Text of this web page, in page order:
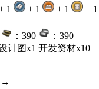
1 + 1 + 1 + 1
：390
：390
计图x1 开发资材x10
→